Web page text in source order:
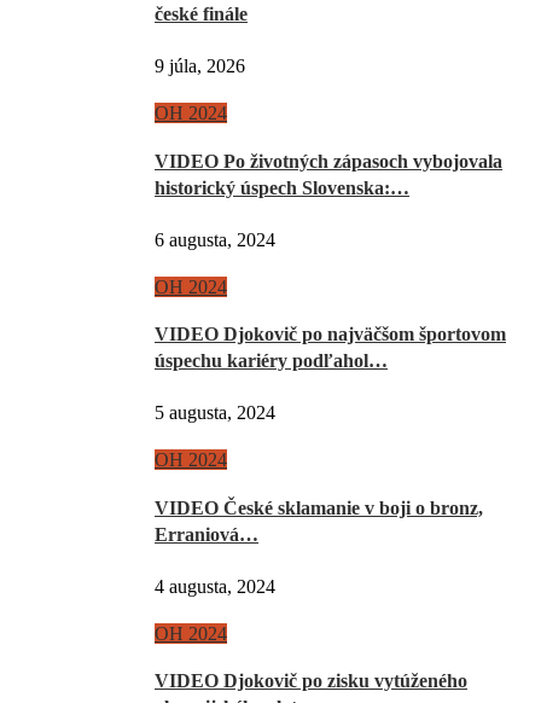
české finále
9 júla, 2026
OH 2024
VIDEO Po životných zápasoch vybojovala
historický úspech Slovenska:…
6 augusta, 2024
OH 2024
VIDEO Djokovič po najväčšom športovom
úspechu kariéry podľahol…
5 augusta, 2024
OH 2024
VIDEO České sklamanie v boji o bronz,
Erraniová…
4 augusta, 2024
OH 2024
VIDEO Djokovič po zisku vytúženého